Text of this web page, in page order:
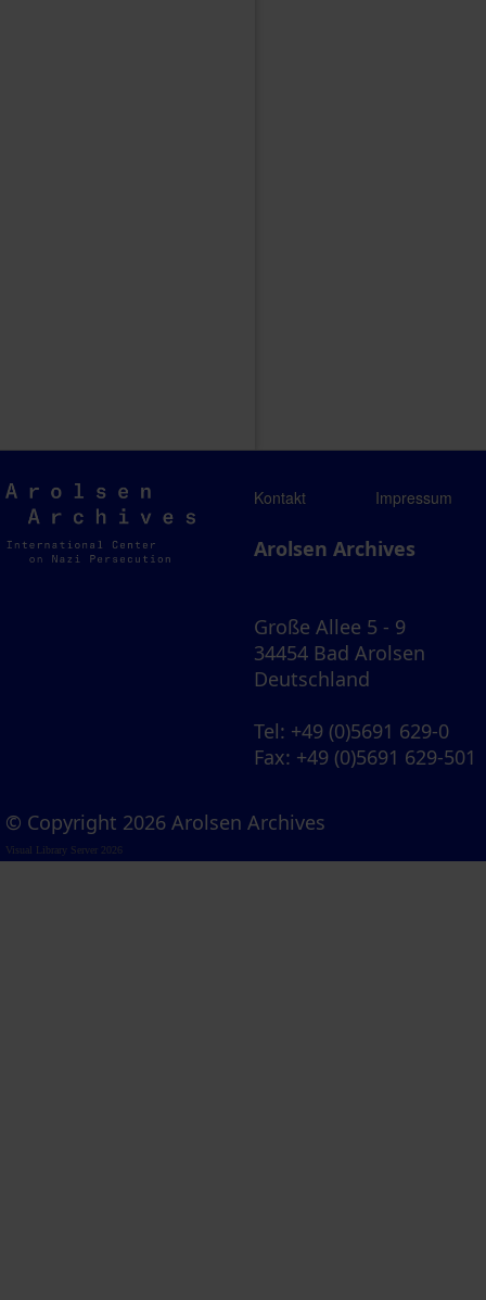
Arolsen
Archives
Kontakt Impressum
Arolsen Archives
Große Allee 5 - 9
34454 Bad Arolsen
Deutschland
Tel: +49 (0)5691 629-0
Fax: +49 (0)5691 629-501
© Copyright 2026 Arolsen Archives
Visual Library Server 2026